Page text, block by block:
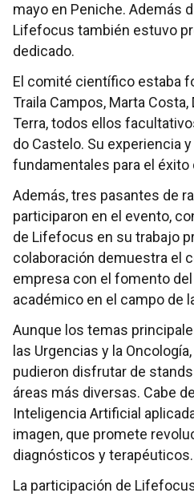
mayo en Peniche. Además
Lifefocus también estuvo
dedicado.
El comité científico estaba
Traila Campos, Marta Costa,
Terra, todos ellos
do Castelo. Su experiencia
fundamentales para el éxito
Además, tres pasantes de
participaron en el evento,
de Lifefocus en su trabajo
colaboración demuestra el
empresa con el fomento
académico en el campo de
Aunque los temas
las Urgencias y la
pudieron disfrutar de
áreas más diversas. Cabe
Inteligencia Artificial
imagen, que promete
diagnósticos y terapéuticos.
La participación de